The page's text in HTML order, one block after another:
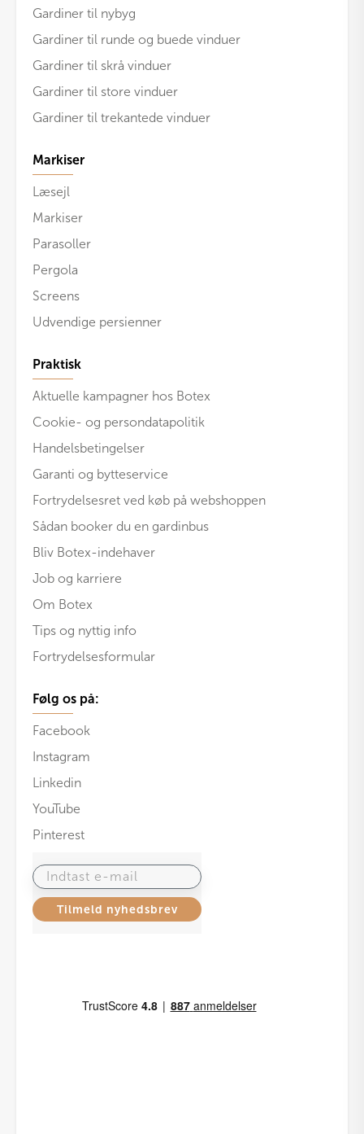
Gardiner til nybyg
Gardiner til runde og buede vinduer
Gardiner til skrå vinduer
Gardiner til store vinduer
Gardiner til trekantede vinduer
Markiser
Læsejl
Markiser
Parasoller
Pergola
Screens
Udvendige persienner
Praktisk
Aktuelle kampagner hos Botex
Cookie- og persondatapolitik
Handelsbetingelser
Garanti og bytteservice
Fortrydelsesret ved køb på webshoppen
Sådan booker du en gardinbus
Bliv Botex-indehaver
Job og karriere
Om Botex
Tips og nyttig info
Fortrydelsesformular
Følg os på:
Facebook
Instagram
Linkedin
YouTube
Pinterest
Indtast e-mail
Tilmeld nyhedsbrev